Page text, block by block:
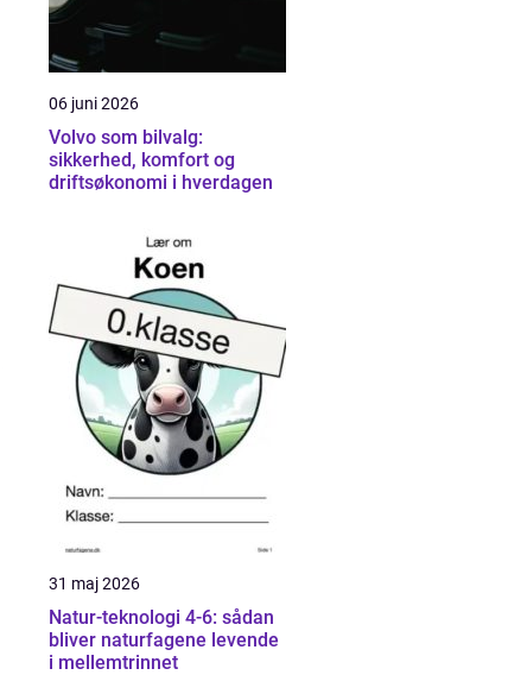
06 juni 2026
Volvo som bilvalg:
sikkerhed, komfort og
driftsøkonomi i hverdagen
31 maj 2026
Natur-teknologi 4-6: sådan
bliver naturfagene levende
i mellemtrinnet